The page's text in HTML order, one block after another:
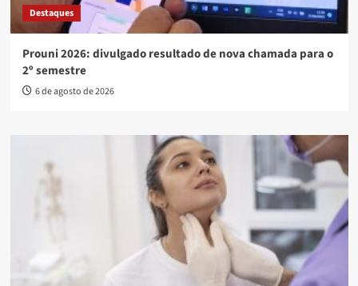
Destaques
Prouni 2026: divulgado resultado de nova chamada para o
2º semestre
6 de agosto de 2026